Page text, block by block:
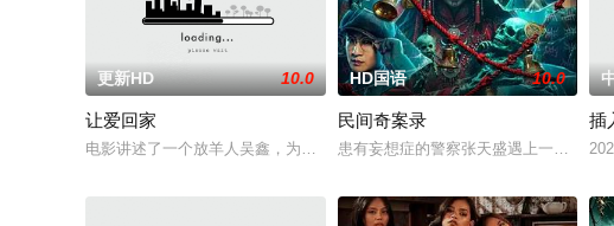
更新HD 10.0
让爱回家
电影讲述了一个放羊人吴鑫，为两只羊和他人发生冲突，失手将对方打死，
HD国语 10.0
民间奇案录
患有妄想症的警察张天盛遇上一起离奇
插